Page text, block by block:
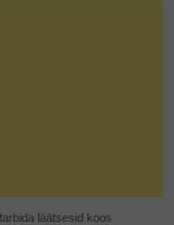
läätsesid koos